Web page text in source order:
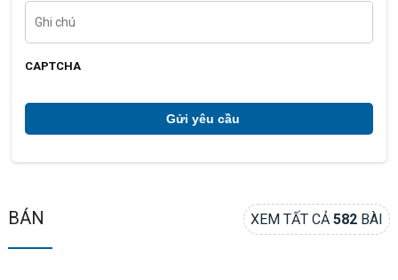
t
i
G
h
CAPTCHA
BÁN XEM TẤT CẢ582 BÀI